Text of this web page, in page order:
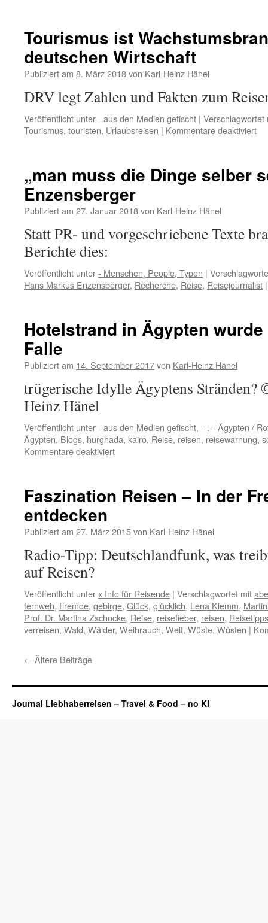
Tourismus ist
deutschen Wirtschaft
Publiziert am 8. März 2018von Karl-Heinz Hänel
DRV legt Zahlen und Fakten zum
Veröffentlicht unter- aus den Medien gefischt | Verschlagwortet
Tourismus, touristen, Urlaubsreisen | Kommentare deaktiviertfür
der
„man muss die Dinge selber
Enzensberger
Publiziert am 27. Januar 2018von Karl-Heinz Hänel
Statt PR- und vorgeschriebene Texte
Berichte dies:
Veröffentlicht unter- Menschen, People, Typen |
Hans Markus Enzensberger, Recherche, Reise, Reisejournalist |
Hotelstrand in Ägypten
Falle
Publiziert am 14. September 2017von Karl-Heinz Hänel
trügerische Idylle Ägyptens
Heinz Hänel
Veröffentlicht unter- aus den Medien gefischt, --.-- Ägypten /
Ägypten, Blogs, hurghada, kairo, Reise, reisen, reisewarnung,
Kommentare deaktiviertfür
wurde
Falle
Faszination Reisen – In der
entdecken
Publiziert am 27. März 2015von Karl-Heinz Hänel
Radio-Tipp: Deutschlandfunk, was
auf Reisen?
Veröffentlicht unterx Info für Reisende | Verschlagwortet mit
fernweh, Fremde, gebirge, Glück, glücklich, Lena Klemm,
Prof. Dr. Martina Zschocke, Reise, reisefieber, reisen, Reisetipps
verreisen, Wald, Wälder, Weihrauch, Welt, Wüste, Wüsten |
← Ältere Beiträge
Journal Liebhaberreisen – Travel & Food – no KI